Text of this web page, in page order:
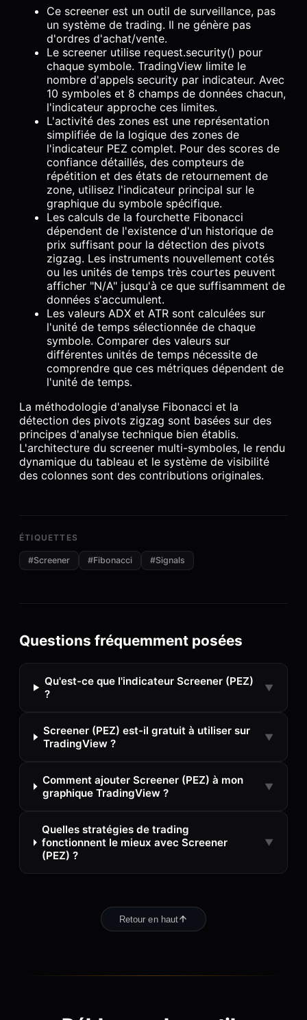
Ce screener est un outil de surveillance, pas
un système de trading. Il ne génère pas
d'ordres d'achat/vente.
Le screener utilise request.security() pour
chaque symbole. TradingView limite le
nombre d'appels security par indicateur. Avec
10 symboles et 8 champs de données chacun,
l'indicateur approche ces limites.
L'activité des zones est une représentation
simplifiée de la logique des zones de
l'indicateur PEZ complet. Pour des scores de
confiance détaillés, des compteurs de
répétition et des états de retournement de
zone, utilisez l'indicateur principal sur le
graphique du symbole spécifique.
Les calculs de la fourchette Fibonacci
dépendent de l'existence d'un historique de
prix suffisant pour la détection des pivots
zigzag. Les instruments nouvellement cotés
ou les unités de temps très courtes peuvent
afficher "N/A" jusqu'à ce que suffisamment de
données s'accumulent.
Les valeurs ADX et ATR sont calculées sur
l'unité de temps sélectionnée de chaque
symbole. Comparer des valeurs sur
différentes unités de temps nécessite de
comprendre que ces métriques dépendent de
l'unité de temps.
La méthodologie d'analyse Fibonacci et la
détection des pivots zigzag sont basées sur des
principes d'analyse technique bien établis.
L'architecture du screener multi-symboles, le rendu
dynamique du tableau et le système de visibilité
des colonnes sont des contributions originales.
ÉTIQUETTES
#Screener #Fibonacci #Signals
Questions fréquemment posées
Qu'est-ce que l'indicateur Screener (PEZ)
?
▼
Screener (PEZ) est-il gratuit à utiliser sur
TradingView ?
▼
Comment ajouter Screener (PEZ) à mon
graphique TradingView ?
▼
Quelles stratégies de trading
fonctionnent le mieux avec Screener
(PEZ) ?
▼
Retour en haut